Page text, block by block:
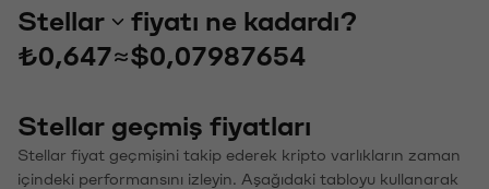
Stellar
fiyatı ne kadardı?
₺0,647≈$0,07987654
Stellar geçmiş fiyatları
Stellar fiyat geçmişini takip ederek kripto varlıkların zaman
içindeki performansını izleyin. Aşağıdaki tabloyu kullanarak